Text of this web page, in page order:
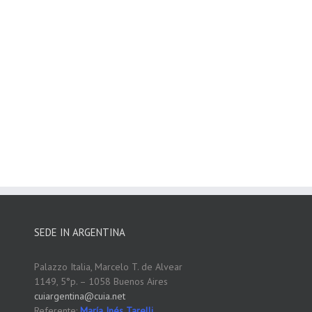
SEDE IN ARGENTINA
Palazzo Italia, Marcelo T. de Alvear
1149, 5°p. – 1058 Buenos Aires
cuiargentina@cuia.net